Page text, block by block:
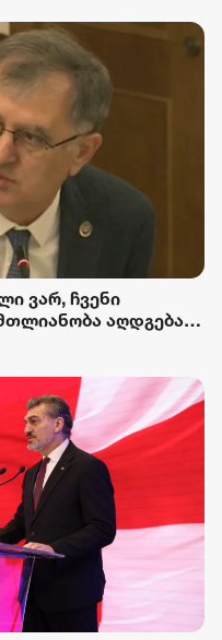
ვარ, ჩვენი
აღდგება
მიუხედავად